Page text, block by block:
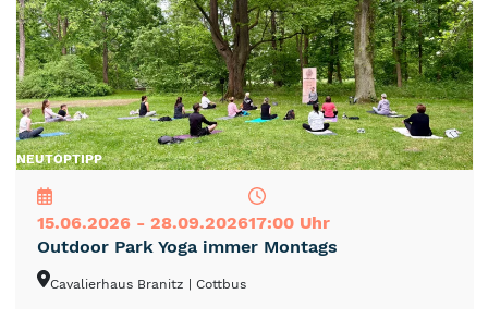
NEUTOPTIPP
15.06.2026 - 28.09.202617:00 Uhr
Outdoor Park Yoga immer Montags
Cavalierhaus Branitz | Cottbus